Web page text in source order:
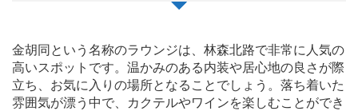
金胡同という名称のラウンジは、林森北路で非常に人気の
高いスポットです。温かみのある内装や居心地の良さが際
立ち、お気に入りの場所となることでしょう。落ち着いた
雰囲気が漂う中で、カクテルやワインを楽しむことができ